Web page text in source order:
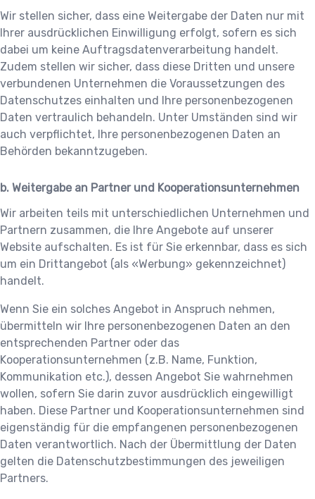
Wir stellen sicher, dass eine Weitergabe der Daten nur mit
Ihrer ausdrücklichen Einwilligung erfolgt, sofern es sich
dabei um keine Auftragsdatenverarbeitung handelt.
Zudem stellen wir sicher, dass diese Dritten und unsere
verbundenen Unternehmen die Voraussetzungen des
Datenschutzes einhalten und Ihre personenbezogenen
Daten vertraulich behandeln. Unter Umständen sind wir
auch verpflichtet, Ihre personenbezogenen Daten an
Behörden bekanntzugeben.
b. Weitergabe an Partner und Kooperationsunternehmen
Wir arbeiten teils mit unterschiedlichen Unternehmen und
Partnern zusammen, die Ihre Angebote auf unserer
Website aufschalten. Es ist für Sie erkennbar, dass es sich
um ein Drittangebot (als «Werbung» gekennzeichnet)
handelt.
Wenn Sie ein solches Angebot in Anspruch nehmen,
übermitteln wir Ihre personenbezogenen Daten an den
entsprechenden Partner oder das
Kooperationsunternehmen (z.B. Name, Funktion,
Kommunikation etc.), dessen Angebot Sie wahrnehmen
wollen, sofern Sie darin zuvor ausdrücklich eingewilligt
haben. Diese Partner und Kooperationsunternehmen sind
eigenständig für die empfangenen personenbezogenen
Daten verantwortlich. Nach der Übermittlung der Daten
gelten die Datenschutzbestimmungen des jeweiligen
Partners.